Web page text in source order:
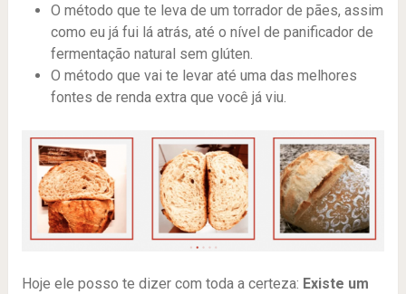
O método que te leva de um torrador de pães, assim
como eu já fui lá atrás, até o nível de panificador de
fermentação natural sem glúten.
O método que vai te levar até uma das melhores
fontes de renda extra que você já viu.
Hoje ele posso te dizer com toda a certeza: Existe um